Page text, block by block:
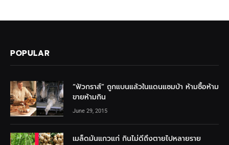
POPULAR
“ฟัวกราส์” ถูกแบนแล้วในแดนแซมบ้า ห้ามซื้อห้าม
ขายห้ามกิน
June 29, 2015
เมล็ดมันแกวแก่ กินไม่ดีถึงตายไปหลายราย